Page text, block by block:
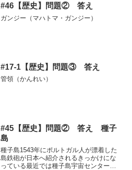
#46【歴史】問題② 答え
ガンジー（マハトマ・ガンジー）
#17-1【歴史】問題③ 答え
管領（かんれい）
#45【歴史】問題② 答え 種子
島
種子島1543年にポルトガル人が漂着した
島鉄砲が日本へ紹介されるきっかけにな
っている最近では種子島宇宙センターな